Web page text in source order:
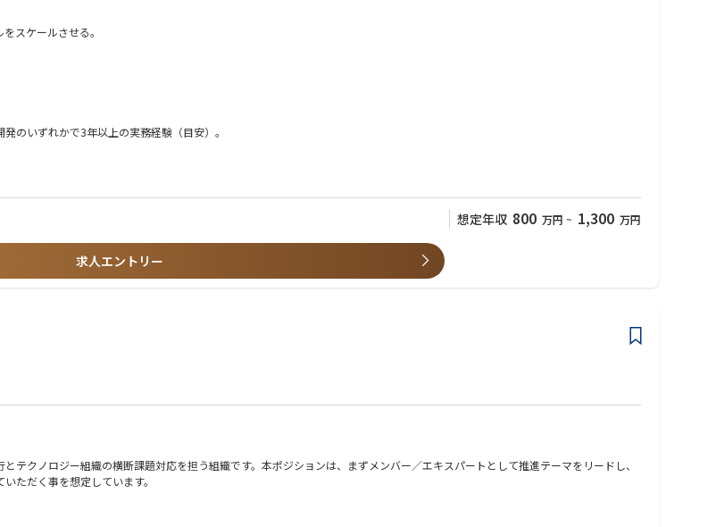
スケールさせる。
資料／スクリプト／研修）の設計。
価・成功事例の流通）まで設計する。
介の摩擦要因の特定と解消。
スセル可能性）、条件交渉、パイロット設計、初回紹介までの伴走。次善策としてFC型代理店も検討。
供。
でに実績。
設計を、0から作っていく仕事です。
のいずれかで3年以上の実務経験（目安）。
トを推進した経験。
、本気で共感できる人
さを感じる人
想定年収 800 万円 ~ 1,300 万円
求人エントリー
テクノロジー組織の横断課題対応を担う組織です。本ポジションは、まずメンバー／エキスパートとして推進テーマをリードし、
ただく事を想定しています。